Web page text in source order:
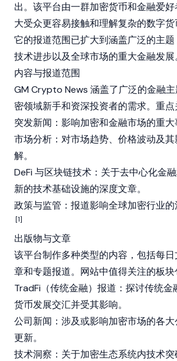
出。该平台由一群加密货币和金融爱
大受众更容易接触和理解复杂的数字货
它的报道范围已扩大到涵盖广泛的主题
技术进步以及全球市场的重大金融发展
内容与报道范围
GM Crypto News 涵盖了广泛的金融
密领域新手和资深投资者的需求。重点
突发新闻：影响加密和金融市场的重大
市场分析：对市场趋势、价格波动及
解。
DeFi 与区块链技术：关于去中心化金
新的技术基础设施的深度文章。
政策与监管：报道影响全球加密行业的
[1]
出版物与文章
该平台制作多种类型的内容，包括每
章和专题报道。网站中值得关注的板块
TradFi（传统金融）报道：探讨传统
货币发展交汇并受其影响。
公司新闻：涉及或影响加密市场的各
更新。
技术洞察：关于加密生态系统内技术突